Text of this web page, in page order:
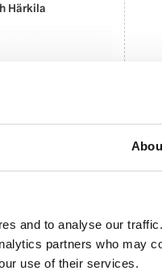
and to analyse our
partners who may
use of their services.
Härkila
39,95 €
35,95 €